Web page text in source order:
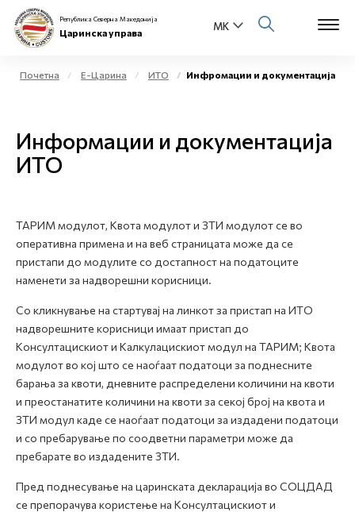
Open
Физички лица
Контакт
Е-Весник
Република Северна Македонија
Царинска управа
Почетна Е-Царина ИТО Инфромации и документација
Информации и документација
ИТО
ТАРИМ модулот, Квота модулот и ЗТИ модулот се во
оперативна примена и на веб страницата може да се
пристапи до модулите со достапност на податоците
наменети за надворешни корисници.
Со кликнување на стартувај на линкот за пристап на ИТО
надворешните корисници имаат пристап до
Kонсултацискиот и Kалкулацискиот модул на ТАРИМ; Kвота
модулот во кој што се наоѓаат податоци за поднесните
барања за квоти, дневните распределени количини на квоти
и преостанатите количини на квоти за секој број на квота и
ЗТИ модул каде се наоѓаат податоци за издадени податоци
и со пребарување по соодветни параметри може да
пребарате во издадените ЗТИ.
Пред поднесување на царинската декларација во СОЦДАД
се препорачува користење на Консултацискиот и